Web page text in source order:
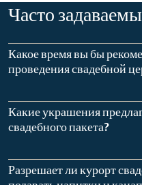
Часто
Какое время вы бы
проведения свадебной
Какие украшения
свадебного пакета?
Разрешает ли курорт